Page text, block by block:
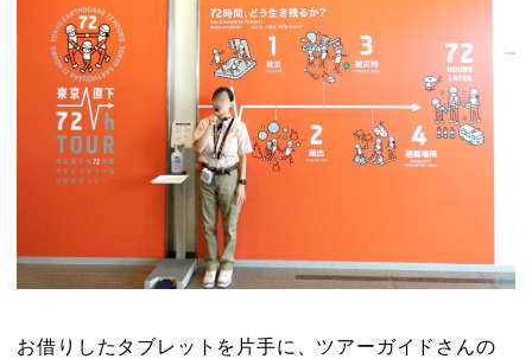
お借りしたタブレットを片手に、ツアーガイドさんの